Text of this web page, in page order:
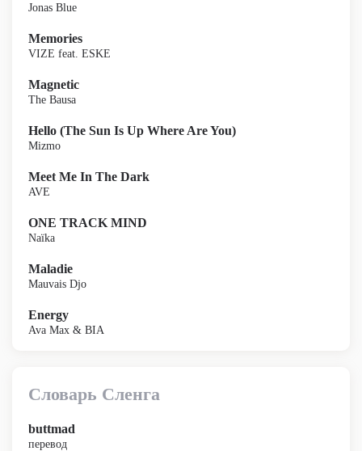
Jonas Blue
Memories
VIZE feat. ESKE
Magnetic
The Bausa
Hello (The Sun Is Up Where Are You)
Mizmo
Meet Me In The Dark
AVE
ONE TRACK MIND
Naïka
Maladie
Mauvais Djo
Energy
Ava Max & BIA
Словарь Сленга
buttmad
перевод